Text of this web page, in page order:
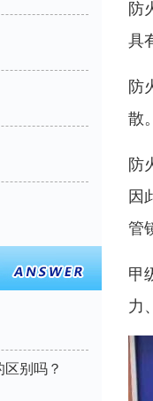
别吗？
防
具
防
散
防
因
管
甲
力